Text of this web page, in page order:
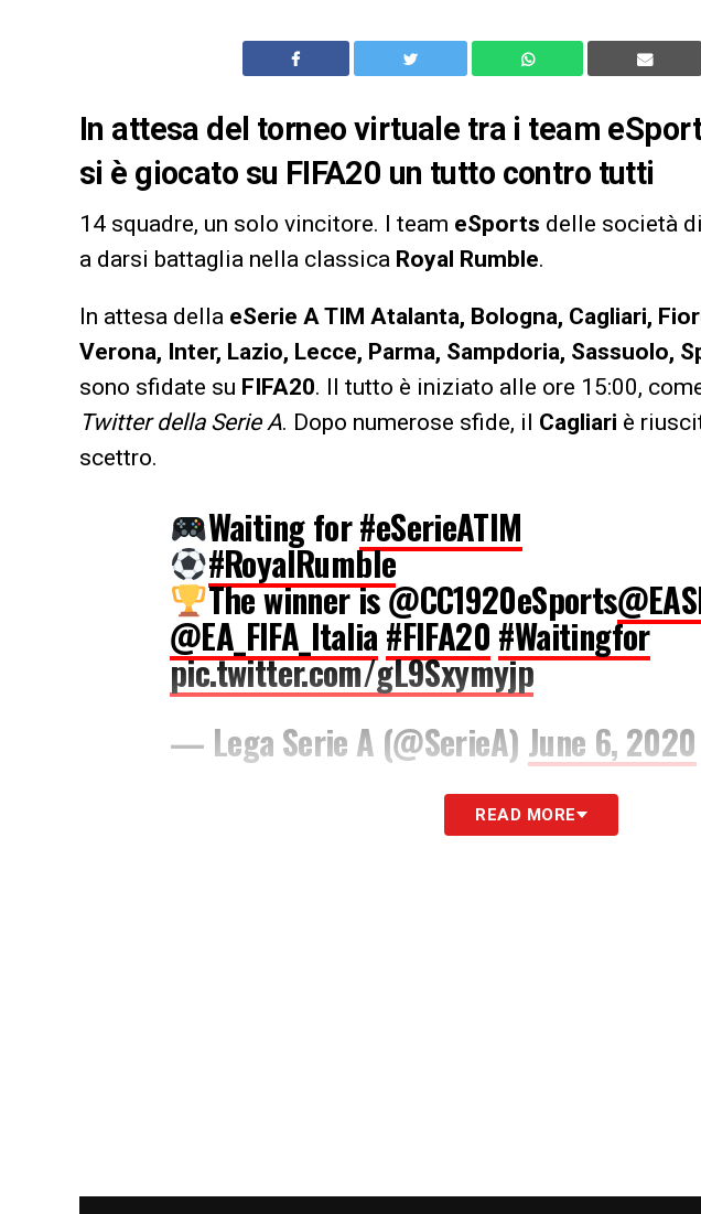
In attesa del torneo virtuale tra i team
si è giocato su FIFA20 un tutto contro tutti
14 squadre, un solo vincitore. I team eSports delle società
a darsi battaglia nella classica Royal Rumble.
In attesa della eSerie A TIM Atalanta, Bologna, Cagliari,
Verona, Inter, Lazio, Lecce, Parma, Sampdoria, Sassuolo,
sono sfidate su FIFA20. Il tutto è iniziato alle ore 15:00,
Twitter della Serie A. Dopo numerose sfide, il Cagliari è
scettro.
Waiting for#eSerieATIM
#RoyalRumble
The winner is @CC1920eSports
@EA_FIFA_Italia #FIFA20 #Waitingfor
pic.twitter.com/gL9Sxymyjp
— Lega Serie A (@SerieA) June 6, 2020
#eSerieATIM
READ MORE